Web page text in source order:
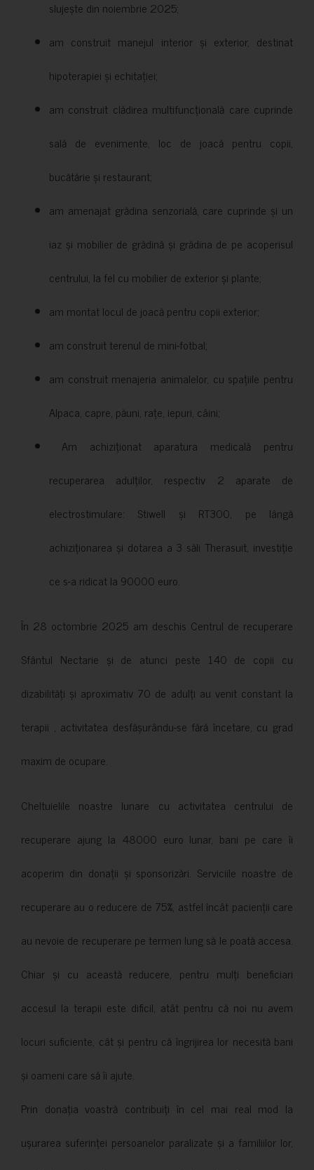
slujește din noiembrie 2025;
am construit manejul interior și exterior, destinat
hipoterapiei și echitației;
am construit clădirea multifuncțională care cuprinde
sală de evenimente, loc de joacă pentru copii,
bucătărie și restaurant;
am amenajat grădina senzorială, care cuprinde și un
iaz și mobilier de grădină și grădina de pe acoperisul
centrului, la fel cu mobilier de exterior și plante;
am montat locul de joacă pentru copii exterior;
am construit terenul de mini-fotbal;
am construit menajeria animalelor, cu spațiile pentru
Alpaca, capre, păuni, rațe, iepuri, câini;
Am achiziționat aparatura medicală pentru
recuperarea adulților, respectiv 2 aparate de
electrostimulare: Stiwell și RT300, pe lângă
achiziționarea și dotarea a 3 săli Therasuit, investiție
ce s-a ridicat la 90000 euro.
În 28 octombrie 2025 am deschis Centrul de recuperare
Sfântul Nectarie și de atunci peste 140 de copii cu
dizabilități și aproximativ 70 de adulți au venit constant la
terapii , activitatea desfășurându-se fără încetare, cu grad
maxim de ocupare.
Cheltuielile noastre lunare cu activitatea centrului de
recuperare ajung la 48000 euro lunar, bani pe care îi
acoperim din donații și sponsorizări. Serviciile noastre de
recuperare au o reducere de 75%, astfel încât pacienții care
au nevoie de recuperare pe termen lung să le poată accesa.
Chiar și cu această reducere, pentru mulți beneficiari
accesul la terapii este dificil, atât pentru că noi nu avem
locuri suficiente, cât și pentru că îngrijirea lor necesită bani
și oameni care să îi ajute.
Prin donația voastră contribuiți în cel mai real mod la
ușurarea suferinței persoanelor paralizate și a familiilor lor,